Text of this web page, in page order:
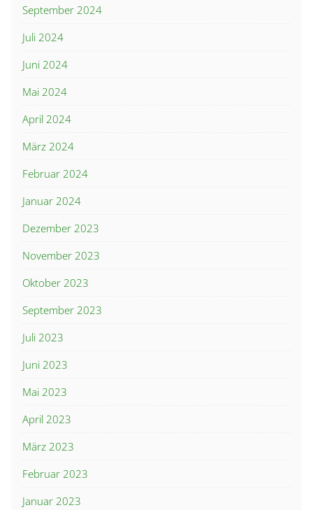
September 2024
Juli 2024
Juni 2024
Mai 2024
April 2024
März 2024
Februar 2024
Januar 2024
Dezember 2023
November 2023
Oktober 2023
September 2023
Juli 2023
Juni 2023
Mai 2023
April 2023
März 2023
Februar 2023
Januar 2023